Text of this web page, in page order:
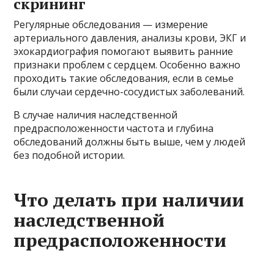
скрининг
Регулярные обследования — измерение
артериального давления, анализы крови, ЭКГ и
эхокардиография помогают выявить ранние
признаки проблем с сердцем. Особенно важно
проходить такие обследования, если в семье
были случаи сердечно-сосудистых заболеваний.
В случае наличия наследственной
предрасположенности частота и глубина
обследований должны быть выше, чем у людей
без подобной истории.
Что делать при наличии
наследственной
предрасположенности